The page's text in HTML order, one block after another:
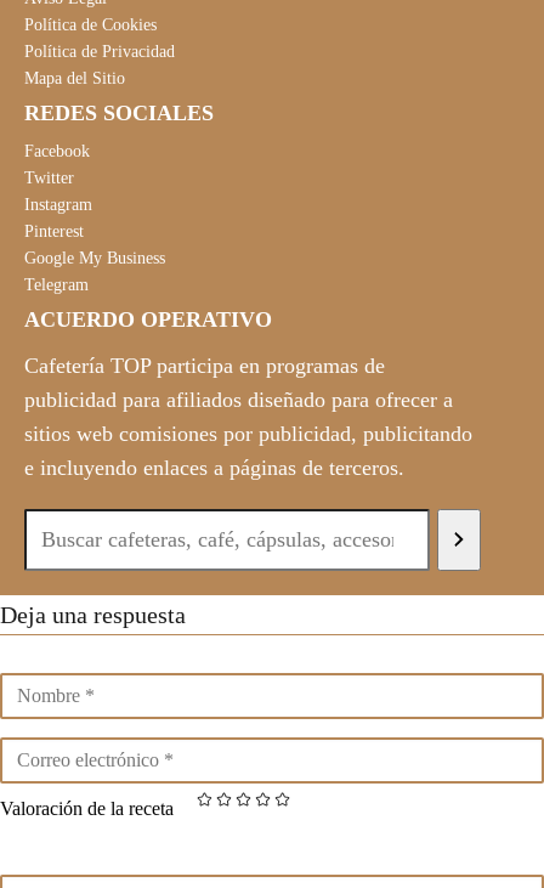
Deja una respuesta
Valoración de la receta
Política de Cookies
Política de Privacidad
Mapa del Sitio
REDES SOCIALES
Facebook
Twitter
Instagram
Pinterest
Google My Business
Telegram
ACUERDO OPERATIVO
Cafetería TOP participa en programas de
publicidad para afiliados diseñado para ofrecer a
sitios web comisiones por publicidad, publicitando
e incluyendo enlaces a páginas de terceros.